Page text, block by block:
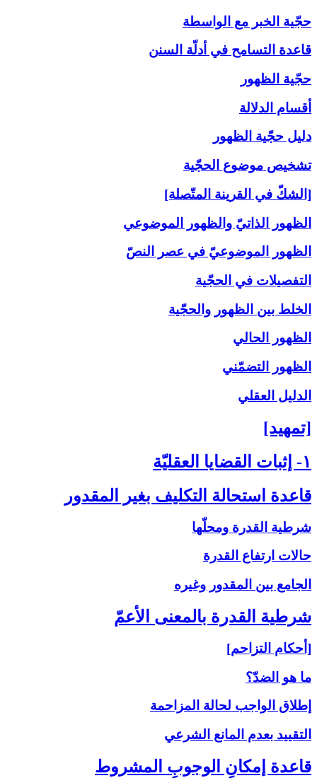
حجّية الخبر مع الواسطة
قاعدة التسامح في أدلّة السنن
حجّية الظهور
أقسام الدلالة
دليل حجّية الظهور
تشخيص موضوع الحجّية
[الشكّ في القرينة المتّصلة]
الظهور الذاتيّ والظهور الموضوعي
الظهور الموضوعيّ في عصر النصّ
التفصيلات في الحجّية
الخلط بين الظهور والحجّية
الظهور الحالي
الظهور التضمّني
الدليل العقلي
[تمهيد]
۱- إثبات القضايا العقليّة
قاعدة استحالة التكليف بغير المقدور
شرطية القدرة ومحلّها
حالات ارتفاع القدرة
الجامع بين المقدور وغيره
شرطية القدرة بالمعنى‏ الأعمّ‏
[أحكام التزاحم]
ما هو الضدّ؟
إطلاق الواجب لحالة المزاحمة
التقييد بعدم المانع الشرعي
قاعدة إمكانِ الوجوبِ المشروط